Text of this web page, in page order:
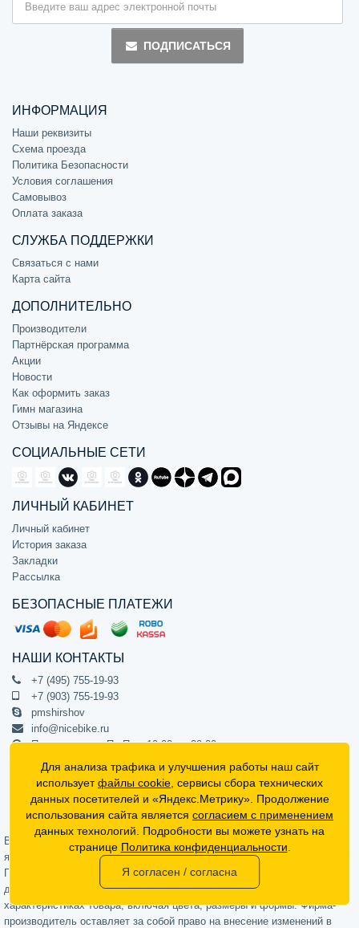
ПОДПИСАТЬСЯ
ИНФОРМАЦИЯ
Наши реквизиты
Схема проезда
Политика Безопасности
Условия соглашения
Самовывоз
Оплата заказа
СЛУЖБА ПОДДЕРЖКИ
Связаться с нами
Карта сайта
ДОПОЛНИТЕЛЬНО
Производители
Партнёрская программа
Акции
Новости
Как оформить заказ
Гимн магазина
Отзывы на Яндексе
СОЦИАЛЬНЫЕ СЕТИ
ЛИЧНЫЙ КАБИНЕТ
Личный кабинет
История заказа
Закладки
Рассылка
БЕЗОПАСНЫЕ ПЛАТЕЖИ
НАШИ КОНТАКТЫ
+7 (495) 755-19-93
+7 (903) 755-19-93
pmshirshov
info@nicebike.ru
Прием звонков Пн-Пт с 10:00 до 20:00
ПВЗ Пн-Пт с 10:00 до 20:00
г. Москва, ул. Барклая 13с1
подъезд 1, цокольный этаж, офис 1
Официальный интернет-магазин NiceBike © 2012 - 2026
Вся информация на сайте носит ознакомительный характер, не
является публичной офертой (определяемой положениями Статьи 437
Гражданского кодекса РФ) и не может в полной мере передавать
достоверную информацию о свойствах, комплектации и
характеристиках товара, включая цвета, размеры и формы. Фирма-
производитель оставляет за собой право на внесение изменений в
Для анализа трафика и улучшения работы наш сайт
используетфайлы cookie , сервисы сбора технических
данных посетителей и «Яндекс.Метрику». Продолжение
использования сайта является согласием с применением
данных технологий. Подробности вы можете узнать на
странице Политика конфиденциальности
Я согласен / согласна